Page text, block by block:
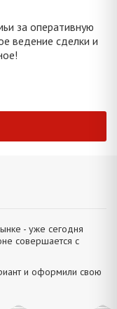
за оперативную
ведение сделки и
- уже сегодня
совершается с
и оформили свою